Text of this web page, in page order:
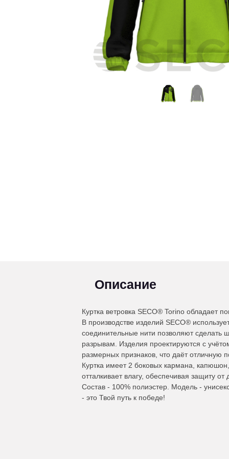
Описание
Куртка ветровка SECO® Torino обладает
В производстве изделий SECO®
соединительные нити позволяют сделать
разрывам. Изделия проектируются с
размерных признаков, что даёт отличную
Куртка имеет 2 боковых кармана,
отталкивает влагу, обеспечивая защиту от
Состав - 100% полиэстер. Модель -
- это Твой путь к победе!